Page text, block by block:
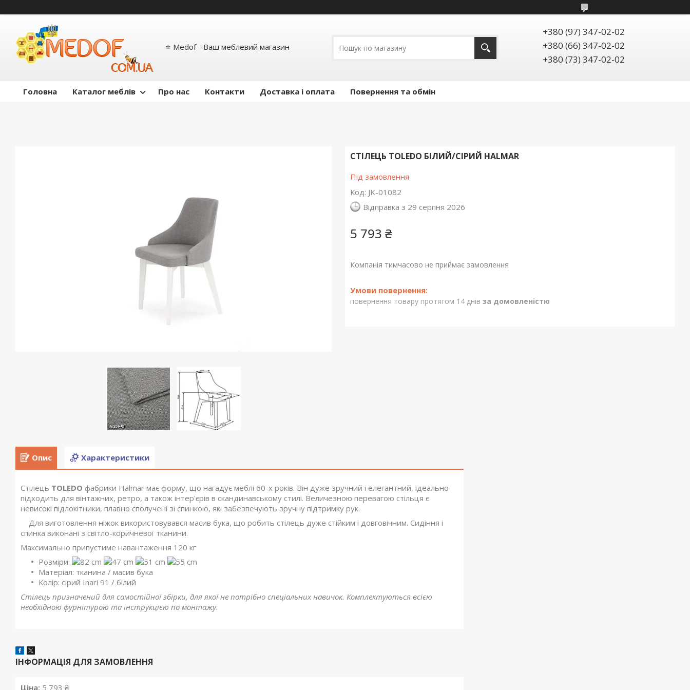
⭐ Medof - Ваш меблевий магазин
+380 (97) 347-02-02
+380 (66) 347-02-02
+380 (73) 347-02-02
Головна Каталог меблів Про нас Контакти Доставка і оплата Повернення та обмін
СТІЛЕЦЬ TOLEDO БІЛИЙ/СІРИЙ HALMAR
Під замовлення
Код: JK-01082
Відправка з 29 серпня 2026
5 793 ₴
Компанія тимчасово не приймає замовлення
повернення товару протягом 14 днів за домовленістю
Опис Характеристики
Стілець TOLEDO фабрики Halmar має форму, що нагадує меблі 60-х років. Він дуже зручний і елегантний, ідеально
підходить для вінтажних, ретро, а також інтер'єрів в скандинавському стилі. Величезною перевагою стільця є
невисокі підлокітники, плавно сполучені зі спинкою, які забезпечують зручну підтримку рук.
Для виготовлення ніжок використовувався масив бука, що робить стілець дуже стійким і довговічним. Сидіння і
спинка виконані з світло-коричневої тканини.
Максимально припустиме навантаження 120 кг
Розміри:
82 cm 47 cm 51 cm
55 cm
Матеріал: тканина / масив бука
Колір: сірий Inari 91 / білий
Стілець призначений для самостійної збірки, для якоїне потрібно спеціальних навичок. Комплектуються всією
необхідною фурнітурою та інструкцією по монтажу.
ІНФОРМАЦІЯ ДЛЯ ЗАМОВЛЕННЯ
Ціна: 5 793 ₴